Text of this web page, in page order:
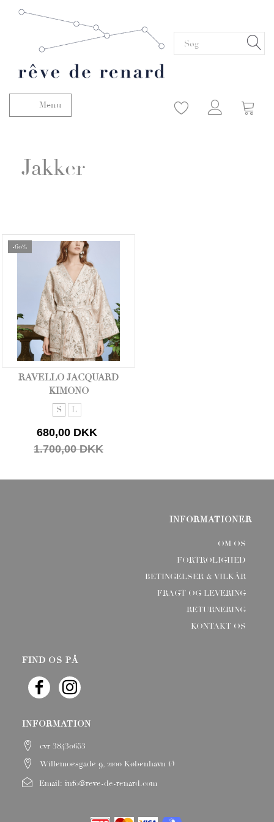
Skifte navigation
Menu
Jakker
-60%
RAVELLO JACQUARD
KIMONO
S L
680,00 DKK
1.700,00 DKK
INFORMATIONER
OM OS
FORTROLIGHED
BETINGELSER & VILKÅR
FRAGT OG LEVERING
RETURNERING
KONTAKT OS
FIND OS PÅ
INFORMATION
cvr 38430653
Willemoesgade 9, 2100 København Ø
Email: info@reve-de-renard.com